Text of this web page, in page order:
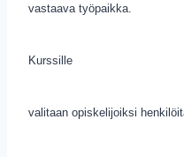
vastaava työpaikka.
Kurssille
valitaan opiskelijoiksi